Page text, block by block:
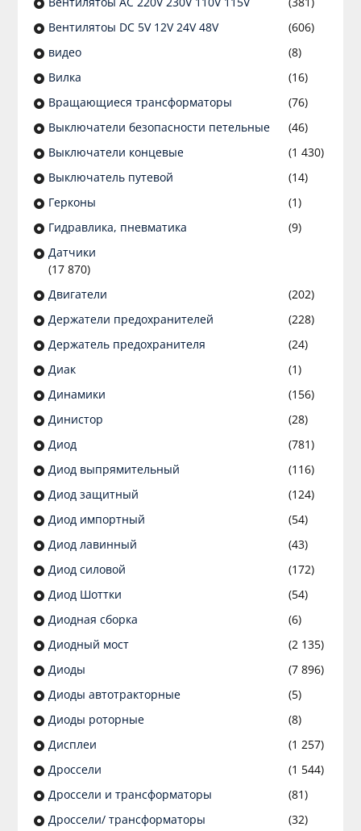
Вентилятоы DC 5V 12V 24V 48V
(606)
видео
(8)
Вилка
(16)
Вращающиеся трансформаторы
(76)
Выключатели безопасности петельные
(46)
Выключатели концевые
(1 430)
Выключатель путевой
(14)
Герконы
(1)
Гидравлика, пневматика
(9)
Датчики
(17 870)
Двигатели
(202)
Держатели предохранителей
(228)
Держатель предохранителя
(24)
Диак
(1)
Динамики
(156)
Динистор
(28)
Диод
(781)
Диод выпрямительный
(116)
Диод защитный
(124)
Диод импортный
(54)
Диод лавинный
(43)
Диод силовой
(172)
Диод Шоттки
(54)
Диодная сборка
(6)
Диодный мост
(2 135)
Диоды
(7 896)
Диоды автотракторные
(5)
Диоды роторные
(8)
Дисплеи
(1 257)
Дроссели
(1 544)
Дроссели и трансформаторы
(81)
Дроссели/ трансформаторы
(32)